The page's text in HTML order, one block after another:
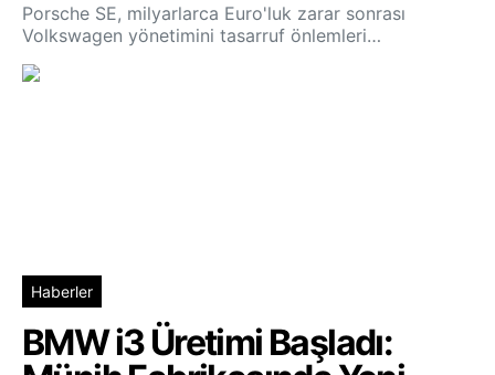
Porsche SE, milyarlarca Euro'luk zarar sonrası
Volkswagen yönetimini tasarruf önlemleri…
Haberler
BMW i3 Üretimi Başladı: